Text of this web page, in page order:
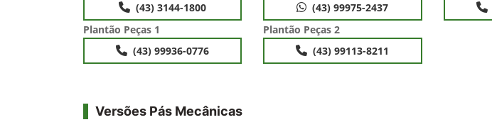
(43) 3144-1800
(43) 99975-2437
Plantão Peças 1
(43) 99936-0776
Plantão Peças 2
(43) 99113-8211
Versões Pás Mecânicas